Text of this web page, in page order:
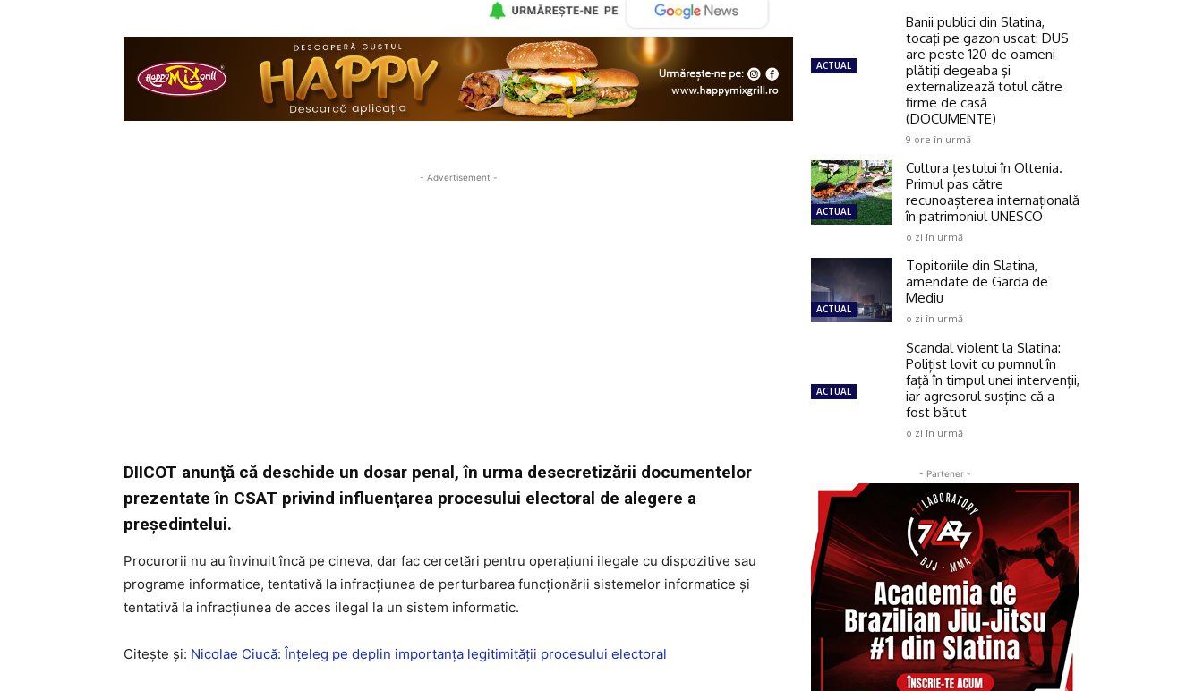
- Advertisement -
DIICOT anunţă că deschide un dosar penal, în urma desecretizării documentelor
prezentate în CSAT privind influenţarea procesului electoral de alegere a
preşedintelui.
Procurorii nu au învinuit încă pe cineva, dar fac cercetări pentru operațiuni ilegale cu dispozitive sau
programe informatice, tentativă la infracțiunea de perturbarea funcționării sistemelor informatice și
tentativă la infracțiunea de acces ilegal la un sistem informatic.
Citeşte şi: Nicolae Ciucă: Înțeleg pe deplin importanța legitimității procesului electoral
ACTUAL
Banii publici din Slatina,
tocaţi pe gazon uscat: DUS
are peste 120 de oameni
plătiţi degeaba şi
externalizează totul către
firme de casă
(DOCUMENTE)
9 ore în urmă
ACTUAL
Cultura țestului în Oltenia.
Primul pas către
recunoașterea internațională
în patrimoniul UNESCO
o zi în urmă
ACTUAL
Topitoriile din Slatina,
amendate de Garda de
Mediu
o zi în urmă
ACTUAL
Scandal violent la Slatina:
Polițist lovit cu pumnul în
față în timpul unei intervenții,
iar agresorul susține că a
fost bătut
o zi în urmă
- Partener -